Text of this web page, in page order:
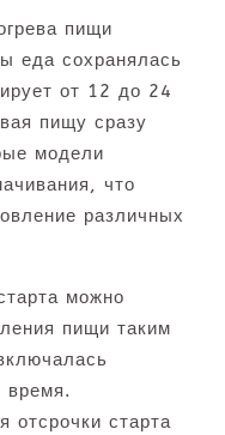
пищи
еда сохранялась
от 12 до 24
пищу сразу
модели
что
различных
можно
пищи таким
время.
отсрочки старта